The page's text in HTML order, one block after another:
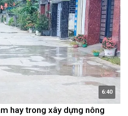
6:40
hay trong xây dựng nông